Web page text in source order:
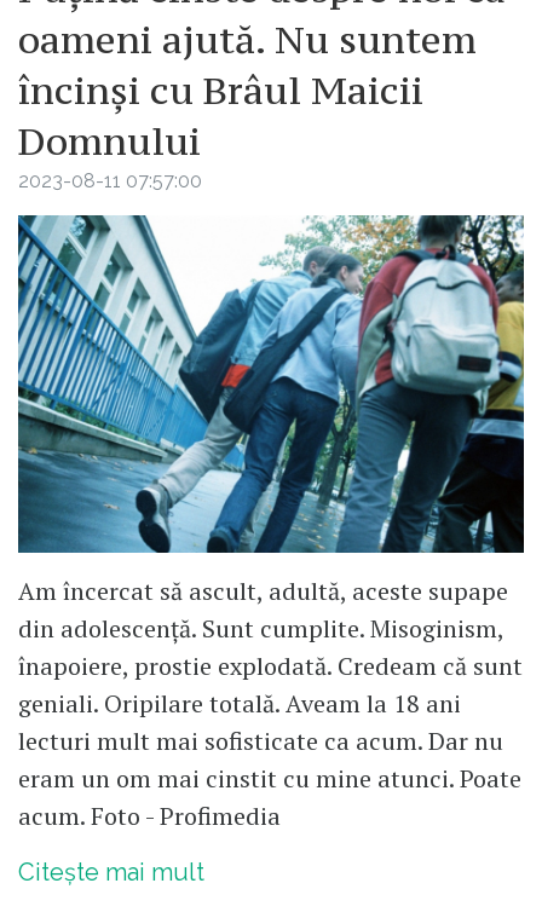
oameni ajută. Nu suntem
încinși cu Brâul Maicii
Domnului
2023-08-11 07:57:00
Am încercat să ascult, adultă, aceste supape
din adolescență. Sunt cumplite. Misoginism,
înapoiere, prostie explodată. Credeam că sunt
geniali. Oripilare totală. Aveam la 18 ani
lecturi mult mai sofisticate ca acum. Dar nu
eram un om mai cinstit cu mine atunci. Poate
acum. Foto - Profimedia
Citește mai mult